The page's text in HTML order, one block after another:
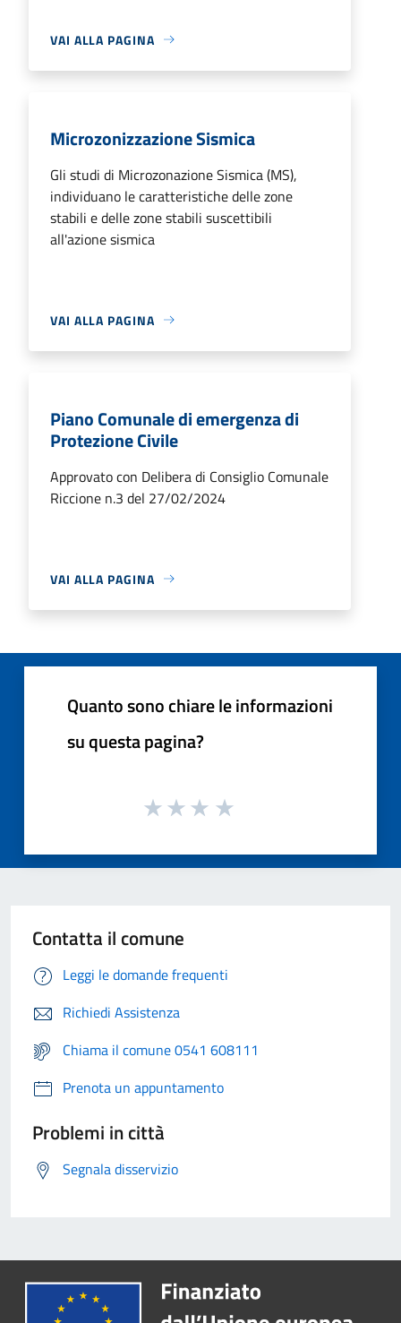
VAI ALLA PAGINA
Microzonizzazione Sismica
Gli studi di Microzonazione Sismica (MS),
individuano le caratteristiche delle zone
stabili e delle zone stabili suscettibili
all'azione sismica
VAI ALLA PAGINA
Piano Comunale di emergenza di
Protezione Civile
Approvato con Delibera di Consiglio Comunale
Riccione n.3 del 27/02/2024
VAI ALLA PAGINA
Quanto sono chiare le informazioni
su questa pagina?
Contatta il comune
Leggi le domande frequenti
Richiedi Assistenza
Chiama il comune 0541 608111
Prenota un appuntamento
Problemi in città
Segnala disservizio